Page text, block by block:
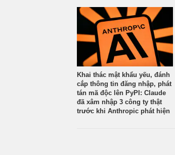
Khai thác mật khẩu yếu, đánh
cắp thông tin đăng nhập, phát
tán mã độc lên PyPI: Claude
đã xâm nhập 3 công ty thật
trước khi Anthropic phát hiện